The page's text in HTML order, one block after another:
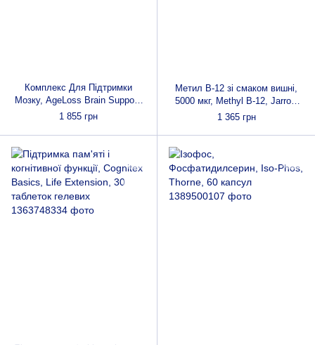
Комплекс Для Підтримки
Мозку, AgeLoss Brain Support,
Natures Plus, 60 капсул
1 855 грн
Метил B-12 зі смаком вишні,
5000 мкг, Methyl B-12, Jarrow
Formulas, 60 льодяників
1 365 грн